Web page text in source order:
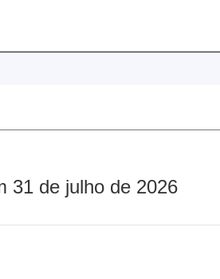
31 de julho de 2026